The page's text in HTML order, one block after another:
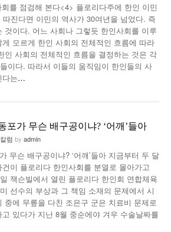
를 점검해 본다<4> 플로리다주에 한인 이민
진다면 이민의 역사가 30여년을 넘었다. 즉
것이다. 어느 사회나 그렇듯 한인사회를 이루
모르게 한인 사회의 전체적인 흐름에 따라
인 사회의 전체적인 흐름을 결정하는 것은 각
이다. 따라서 이들의 움직임이 한인들의 사
는…
포가 무슨 배구공이냐? ‘어깨’들아
럼 by admin
무슨 배구공이냐? ‘어깨’들아 지금부터 두 달
이 플로리다 한인사회를 분열로 몰아가고
잭슨빌에서 열린 플로리다 한인회 연합체육
선수의 부상과 그 책임 소재의 문제에서 시
중에 무릎을 다친 조은구 군은 치료비 문제로
있다가 지난 8월 중순에야 겨우 수술날짜를